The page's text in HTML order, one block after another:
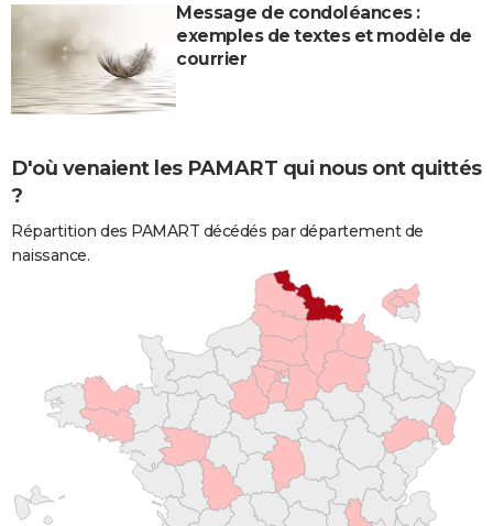
Message de condoléances :
exemples de textes et modèle de
courrier
D'où venaient les PAMART qui nous ont quittés
?
Répartition des PAMART décédés par département de
naissance.